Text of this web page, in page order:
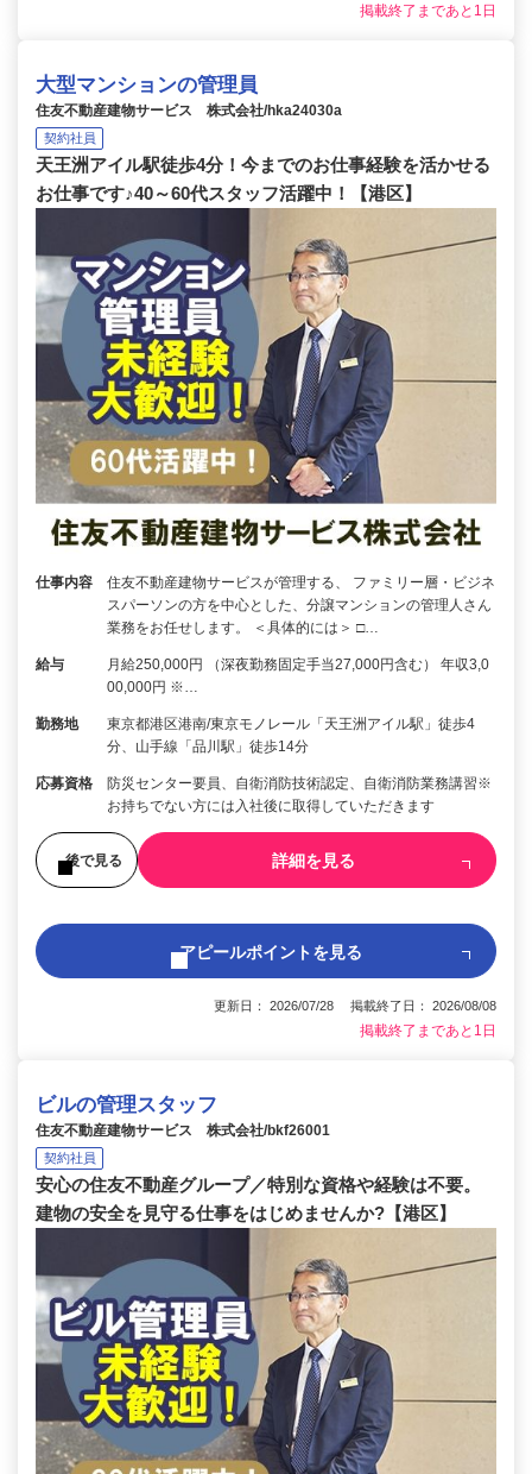
掲載終了まであと1日
大型マンションの管理員
住友不動産建物サービス 株式会社/hka24030a
契約社員
天王洲アイル駅徒歩4分！今までのお仕事経験を活かせる
お仕事です♪40～60代スタッフ活躍中！【港区】
仕事内容
住友不動産建物サービスが管理する、 ファミリー層・ビジネ
スパーソンの方を中心とした、分譲マンションの管理人さん
業務をお任せします。 ＜具体的には＞ □…
給与
月給250,000円 （深夜勤務固定手当27,000円含む） 年収3,0
00,000円 ※…
勤務地
東京都港区港南/東京モノレール「天王洲アイル駅」徒歩4
分、山手線「品川駅」徒歩14分
応募資格
防災センター要員、自衛消防技術認定、自衛消防業務講習※
お持ちでない方には入社後に取得していただきます
後で見る 詳細を見る
アピールポイントを見る
更新日： 2026/07/28 掲載終了日： 2026/08/08
掲載終了まであと1日
ビルの管理スタッフ
住友不動産建物サービス 株式会社/bkf26001
契約社員
安心の住友不動産グループ／特別な資格や経験は不要。
建物の安全を見守る仕事をはじめませんか?【港区】